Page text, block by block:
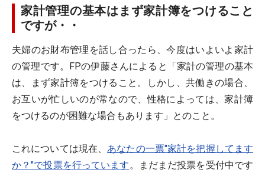
家計管理の基本はまず家計簿をつけること
ですが・・
夫婦のお財布管理を話し合ったら、今度はいよいよ家計
の管理です。FPの伊藤さんによると「家計の管理の基本
は、まず家計簿をつけること。しかし、共働きの場合、
お互いが忙しいのが常なので、性格によっては、家計簿
をつけるのが困難な場合もあります」とのこと。
これについては現在、 あなたの一票"家計を把握してます
か？"で投票を行っています。まだまだ投票を受付中です